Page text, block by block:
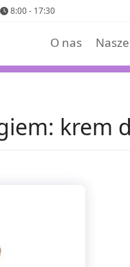
8:00 - 17:30
O nas
krem